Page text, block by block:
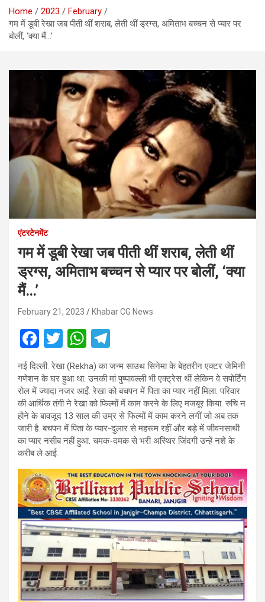
Home 2023
February
गम में डूबी रेखा जब पीती थीं शराब, लेती थीं ड्रग्स, अमिताभ बच्चन से प्यार पर
बोलीं, ‘क्या मैं…’
एंटरटेनमेंट
गम में डूबी रेखा जब पीती थीं शराब, लेती थीं
ड्रग्स, अमिताभ बच्चन से प्यार पर बोलीं, ‘क्या
मैं…’
February 21, 2023 Khabar CG News
F
a
ce
b
o
o
k
T
wi
tt
er
W
h
at
s
A
p
el
e
gr
a
m
नई दिल्ली. रेखा (Rekha) का जन्म साउथ सिनेमा के बेहतरीन एक्टर जेमिनी
गणेशन के घर हुआ था. उनकी मां पुष्पावल्ली भी एक्ट्रेस थीं लेकिन वे सपोर्टिंग
रोल में ज्यादा नजर आईं. रेखा को बचपन में पिता का प्यार नहीं मिला. परिवार
की आर्थिक तंगी ने रेखा को फिल्मों में काम करने के लिए मजबूर किया. रुचि न
होने के बावजूद 13 साल की उम्र से फिल्मों में काम करने लगीं जो अब तक
जारी है. बचपन में पिता के प्यार-दुलार से महरूम रहीं और बड़े में जीवनसाथी
का प्यार नसीब नहीं हुआ. चमक-दमक से भरी अस्थिर जिंदगी उन्हें नशे के
करीब ले आई.